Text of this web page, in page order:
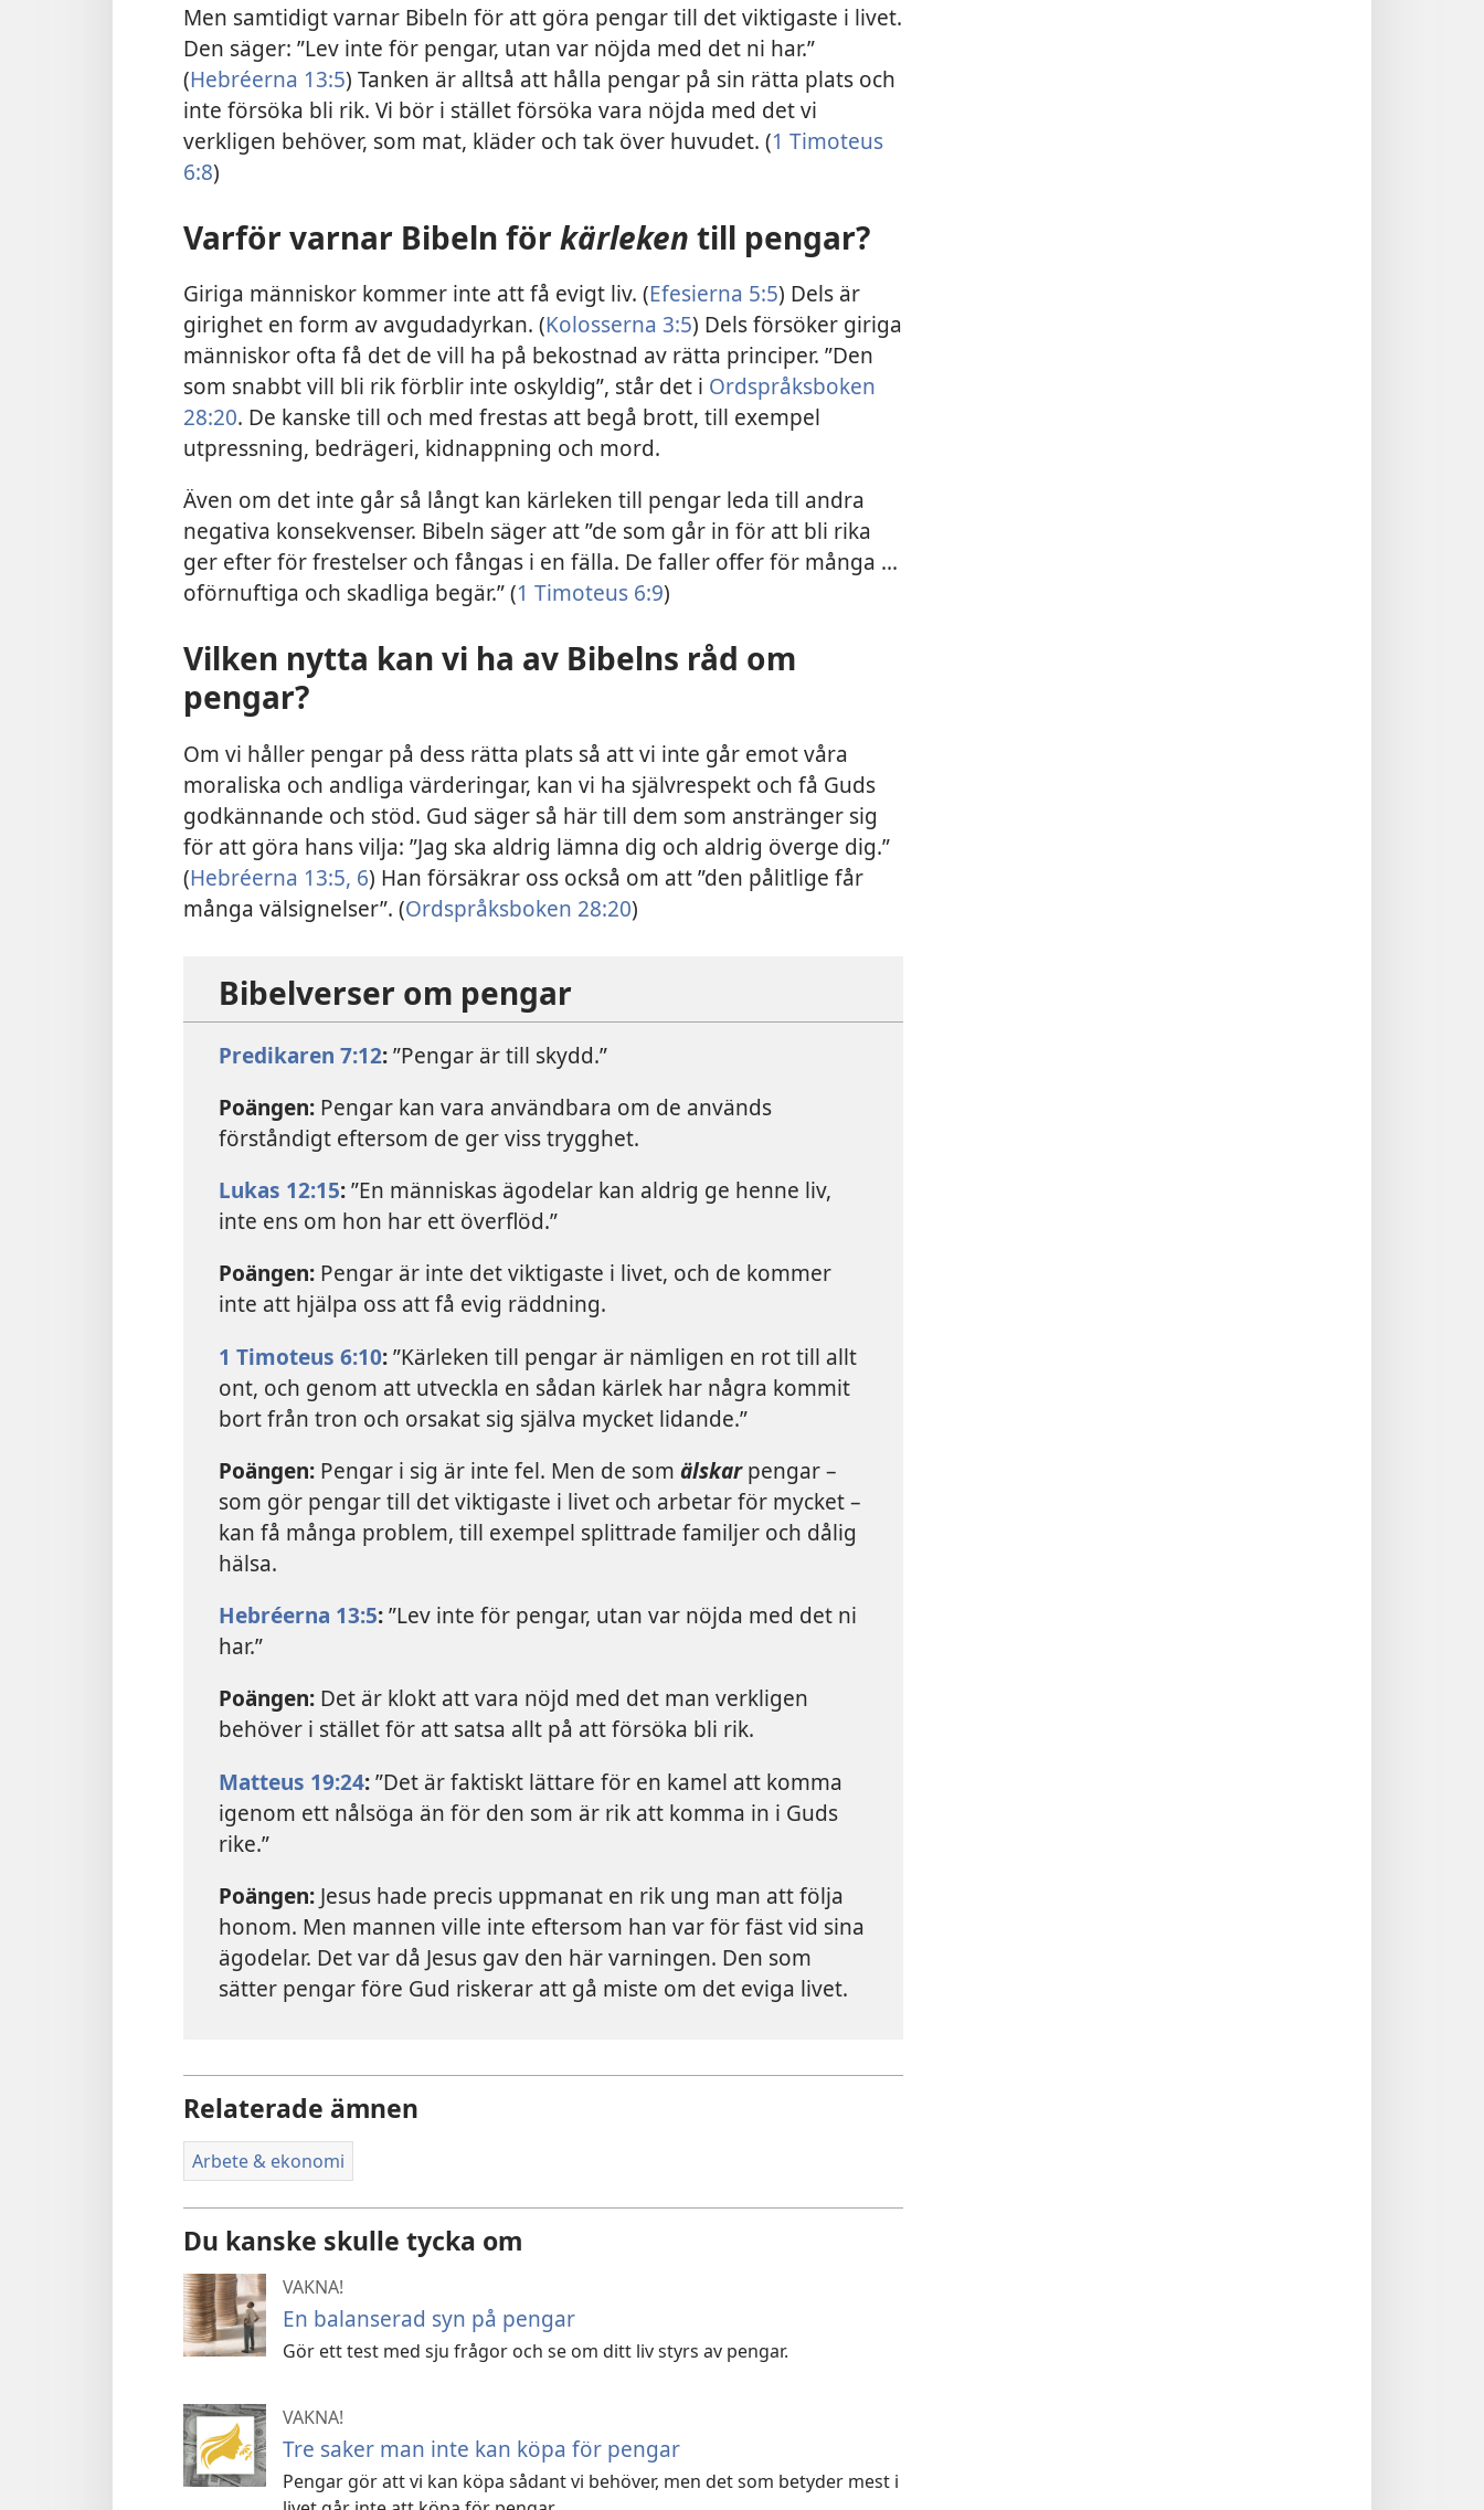
Men samtidigt varnar Bibeln för att göra pengar till det viktigaste i livet.
Den säger: ”Lev inte för pengar, utan var nöjda med det ni har.”
(Hebréerna 13:5) Tanken är alltså att hålla pengar på sin rätta plats och
inte försöka bli rik. Vi bör i stället försöka vara nöjda med det vi
verkligen behöver, som mat, kläder och tak över huvudet. (1 Timoteus
6:8)
Varför varnar Bibeln förkärleken till pengar?
Giriga människor kommer inte att få evigt liv. (Efesierna 5:5) Dels är
girighet en form av avgudadyrkan. (Kolosserna 3:5) Dels försöker giriga
människor ofta få det de vill ha på bekostnad av rätta principer. ”Den
som snabbt vill bli rik förblir inte oskyldig”, står det i Ordspråksboken
28:20. De kanske till och med frestas att begå brott, till exempel
utpressning, bedrägeri, kidnappning och mord.
Även om det inte går så långt kan kärleken till pengar leda till andra
negativa konsekvenser. Bibeln säger att ”de som går in för att bli rika
ger efter för frestelser och fångas i en fälla. De faller offer för många ...
oförnuftiga och skadliga begär.” (1 Timoteus 6:9)
Vilken nytta kan vi ha av Bibelns råd om
pengar?
Om vi håller pengar på dess rätta plats så att vi inte går emot våra
moraliska och andliga värderingar, kan vi ha självrespekt och få Guds
godkännande och stöd. Gud säger så här till dem som anstränger sig
för att göra hans vilja: ”Jag ska aldrig lämna dig och aldrig överge dig.”
(Hebréerna 13:5, 6) Han försäkrar oss också om att ”den pålitlige får
många välsignelser”. (Ordspråksboken 28:20)
Bibelverser om pengar
Predikaren 7:12:”Pengar är till skydd.”
Poängen: Pengar kan vara användbara om de används
förståndigt eftersom de ger viss trygghet.
Lukas 12:15:”En människas ägodelar kan aldrig ge henne liv,
inte ens om hon har ett överflöd.”
Poängen: Pengar är inte det viktigaste i livet, och de kommer
inte att hjälpa oss att få evig räddning.
1 Timoteus 6:10:”Kärleken till pengar är nämligen en rot till allt
ont, och genom att utveckla en sådan kärlek har några kommit
bort från tron och orsakat sig själva mycket lidande.”
Poängen: Pengar i sig är inte fel. Men de som älskarpengar –
som gör pengar till det viktigaste i livet och arbetar för mycket –
kan få många problem, till exempel splittrade familjer och dålig
hälsa.
Hebréerna 13:5:”Lev inte för pengar, utan var nöjda med det ni
har.”
Poängen: Det är klokt att vara nöjd med det man verkligen
behöver i stället för att satsa allt på att försöka bli rik.
Matteus 19:24:”Det är faktiskt lättare för en kamel att komma
igenom ett nålsöga än för den som är rik att komma in i Guds
rike.”
Poängen: Jesus hade precis uppmanat en rik ung man att följa
honom. Men mannen ville inte eftersom han var för fäst vid sina
ägodelar. Det var då Jesus gav den här varningen. Den som
sätter pengar före Gud riskerar att gå miste om det eviga livet.
Relaterade ämnen
Arbete & ekonomi
Du kanske skulle tycka om
VAKNA!
En balanserad syn på pengar
Gör ett test med sju frågor och se om ditt liv styrs av pengar.
VAKNA!
Tre saker man inte kan köpa för pengar
Pengar gör att vi kan köpa sådant vi behöver, men det som betyder mest i